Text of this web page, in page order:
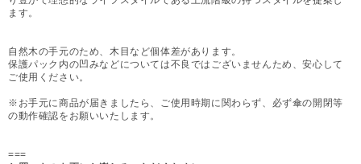
ます。
自然木の手元のため、木目など個体差があります。
保護パック内の凹みなどについては不良ではございませんため、安心して
ご使用ください。
※お手元に商品が届きましたら、ご使用時期に関わらず、必ず傘の開閉等
の動作確認をお願いいたします。
===